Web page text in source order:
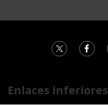
Enlaces inferiores